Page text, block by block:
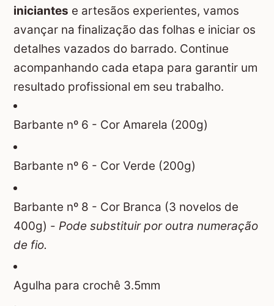
iniciantes e artesãos experientes, vamos
avançar na finalização das folhas e iniciar os
detalhes vazados do barrado. Continue
acompanhando cada etapa para garantir um
resultado profissional em seu trabalho.
Barbante nº 6 - Cor Amarela (200g)
Barbante nº 6 - Cor Verde (200g)
Barbante nº 8 - Cor Branca (3 novelos de
400g) - Pode substituir por outra numeração
de fio.
Agulha para crochê 3.5mm